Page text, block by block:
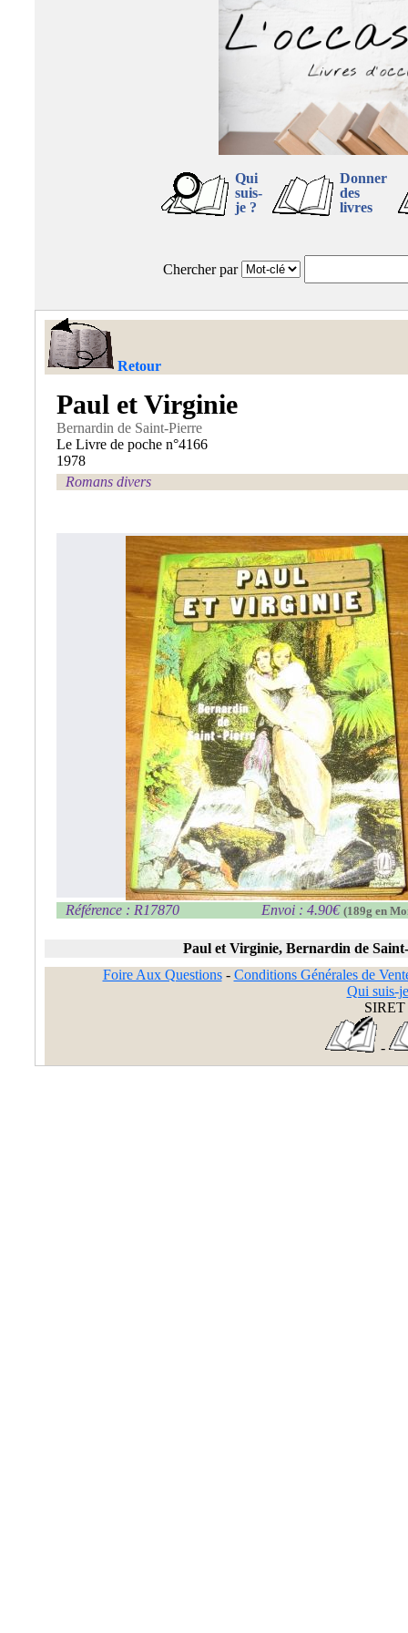
Qui
suis-
je ?
Donner
des
livres
Chercher par
Retour
Paul et Virginie
Bernardin de Saint-Pierre
Le Livre de poche n°4166
1978
Romans divers
Référence : R17870 Envoi : 4.90€ (189g en
Paul et Virginie, Bernardin de
Foire Aux Questions- Conditions Générales de
Qui suis-
SIRET
-